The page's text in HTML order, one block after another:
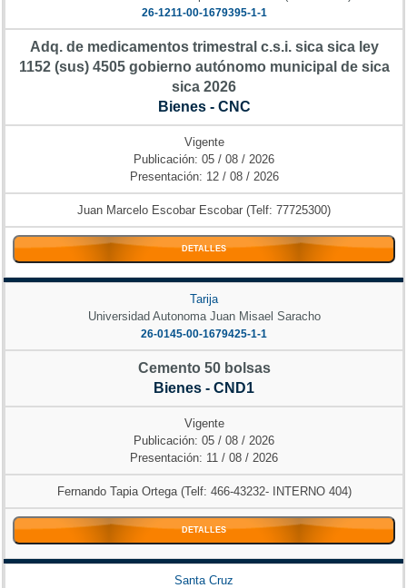
26-1211-00-1679395-1-1
Adq. de medicamentos trimestral c.s.i. sica sica ley
1152 (sus) 4505 gobierno autónomo municipal de sica
sica 2026
Bienes - CNC
Vigente
Publicación: 05 / 08 / 2026
Presentación: 12 / 08 / 2026
Juan Marcelo Escobar Escobar (Telf: 77725300)
DETALLES
Tarija
Universidad Autonoma Juan Misael Saracho
26-0145-00-1679425-1-1
Cemento 50 bolsas
Bienes - CND1
Vigente
Publicación: 05 / 08 / 2026
Presentación: 11 / 08 / 2026
Fernando Tapia Ortega (Telf: 466-43232- INTERNO 404)
DETALLES
Santa Cruz